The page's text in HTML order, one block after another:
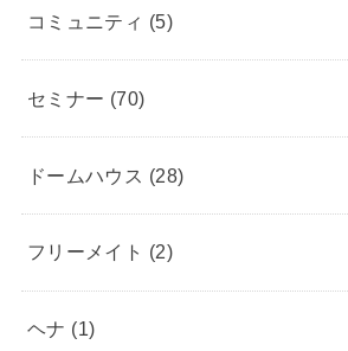
コミュニティ (5)
セミナー (70)
ドームハウス (28)
フリーメイト (2)
ヘナ (1)